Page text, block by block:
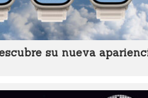
su nueva